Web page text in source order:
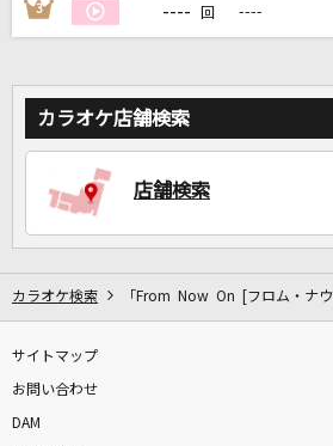
自宅でカラオケ歌い放
家族や友達と一緒に！練
3 ---- 回 ----
カラオケ店舗検索
店舗検索
カラオケ検索 「From Now On [フロム・ナ
サイトマップ
お問い合わせ
DAM